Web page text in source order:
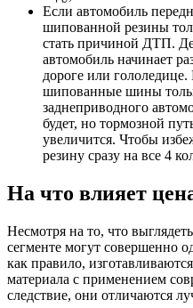
Если автомобиль
шипованной резины
стать причиной ДТП.
автомобиль начинает
дороге или
шипованные шины
заднеприводного
будет, но тормозной
увеличится. Чтобы
резину сразу на все 4
На что влияет
Несмотря на то, что
сегменте могут совершенно
как правило,
материала с применением
следствие, они отличаются